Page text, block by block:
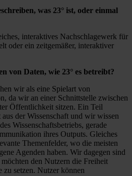
was 23° ist, oder einmal
interaktives Nachschlagewerk für
oder ein zeitgemäßer, interaktiver
von Daten, wie 23° es betreibt?
wir als eine Spielart von
da wir an einer Schnittstelle zwischen
Öffentlichkeit sitzen. Ein Teil
aus der Wissenschaft und wir wissen
Wissenschaftsbetriebs, gerade
ihres Outputs. Gleiches
Themenfelder, wo die meisten
Agenden haben. Wir dagegen sind
den Nutzern die Freiheit
zu setzen. Nutzer können